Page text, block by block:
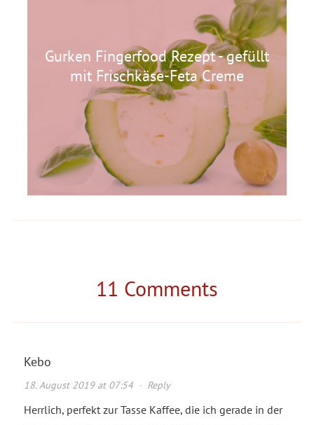
Gurken Fingerfood Rezept - gefüllt
mit Frischkäse-Feta Creme
11 Comments
Kebo
18. August 2019 at 07:54· Reply
Herrlich, perfekt zur Tasse Kaffee, die ich gerade in der